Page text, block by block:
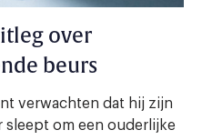
over
beurs
verwachten dat hij zijn
sleept om een ouderlijke